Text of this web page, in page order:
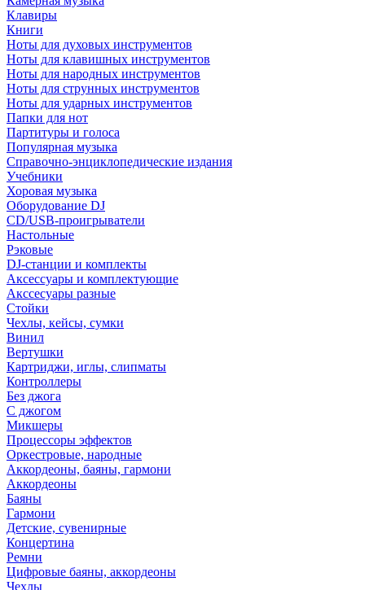
Клавиры
Книги
Ноты для духовых инструментов
Ноты для клавишных инструментов
Ноты для народных инструментов
Ноты для струнных инструментов
Ноты для ударных инструментов
Папки для нот
Партитуры и голоса
Популярная музыка
Справочно-энциклопедические издания
Учебники
Хоровая музыка
Оборудование DJ
CD/USB-проигрыватели
Настольные
Рэковые
DJ-станции и комплекты
Аксессуары и комплектующие
Акссесуары разные
Стойки
Чехлы, кейсы, сумки
Винил
Вертушки
Картриджи, иглы, слипматы
Контроллеры
Без джога
С джогом
Микшеры
Процессоры эффектов
Оркестровые, народные
Аккордеоны, баяны, гармони
Аккордеоны
Баяны
Гармони
Детские, сувенирные
Концертина
Ремни
Цифровые баяны, аккордеоны
Чехлы